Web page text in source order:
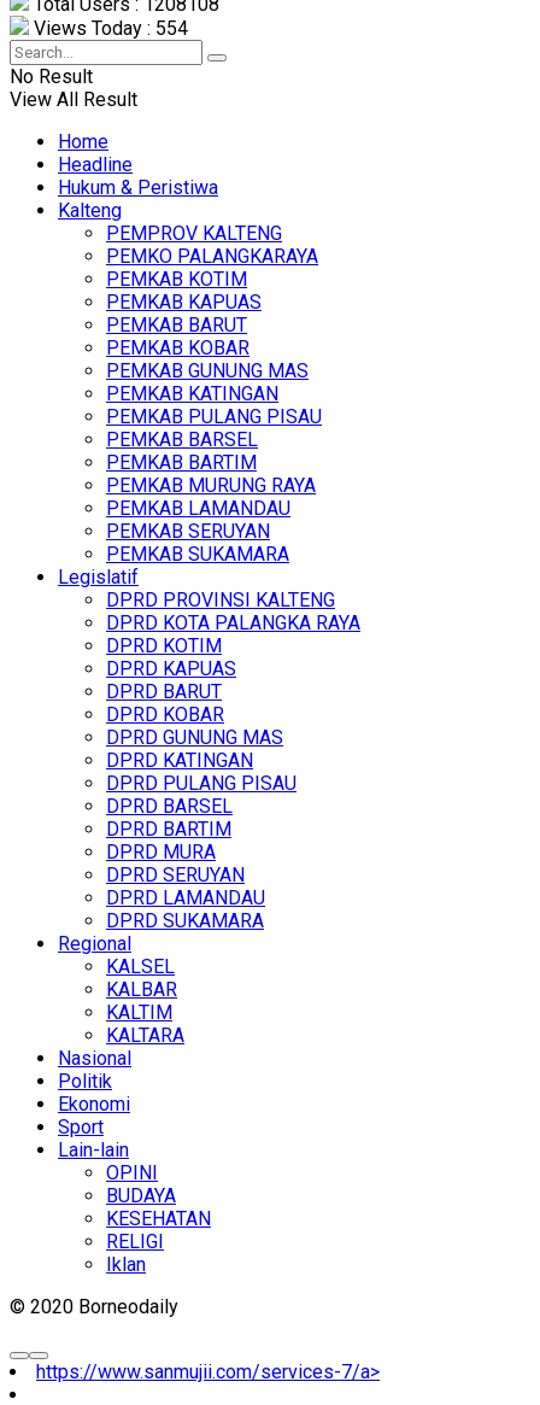
Total Users : 1208108
Views Today : 554
No Result
View All Result
Home
Headline
Hukum & Peristiwa
Kalteng
PEMPROV KALTENG
PEMKO PALANGKARAYA
PEMKAB KOTIM
PEMKAB KAPUAS
PEMKAB BARUT
PEMKAB KOBAR
PEMKAB GUNUNG MAS
PEMKAB KATINGAN
PEMKAB PULANG PISAU
PEMKAB BARSEL
PEMKAB BARTIM
PEMKAB MURUNG RAYA
PEMKAB LAMANDAU
PEMKAB SERUYAN
PEMKAB SUKAMARA
Legislatif
DPRD PROVINSI KALTENG
DPRD KOTA PALANGKA RAYA
DPRD KOTIM
DPRD KAPUAS
DPRD BARUT
DPRD KOBAR
DPRD GUNUNG MAS
DPRD KATINGAN
DPRD PULANG PISAU
DPRD BARSEL
DPRD BARTIM
DPRD MURA
DPRD SERUYAN
DPRD LAMANDAU
DPRD SUKAMARA
Regional
KALSEL
KALBAR
KALTIM
KALTARA
Nasional
Politik
Ekonomi
Sport
Lain-lain
OPINI
BUDAYA
KESEHATAN
RELIGI
Iklan
© 2020 Borneodaily
https://www.sanmujii.com/services-7/a>